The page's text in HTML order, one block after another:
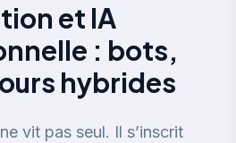
et IA
: bots,
hybrides
vit pas seul. Il s’inscrit